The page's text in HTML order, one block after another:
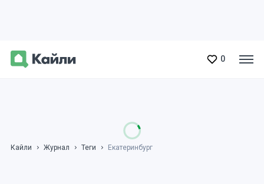
0
Кайли Журнал Теги Екатеринбург